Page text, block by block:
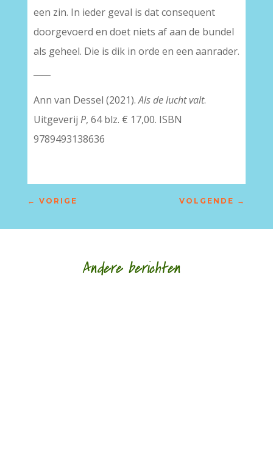
een zin. In ieder geval is dat consequent
doorgevoerd en doet niets af aan de bundel
als geheel. Die is dik in orde en een aanrader.
Ann van Dessel (2021).Als de lucht valt.
Uitgeverij P, 64 blz. € 17,00. ISBN
9789493138636
← VORIGE VOLGENDE →
Andere berichten